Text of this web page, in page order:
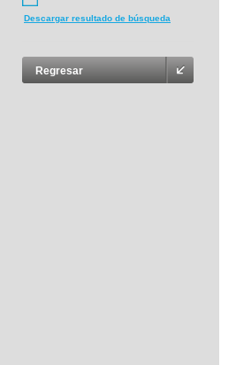
Descargar resultado de búsqueda
Regresar